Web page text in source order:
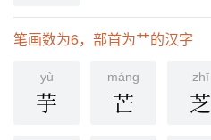
笔画数为6，部首为艹的汉字
yù
芋
mánɡ
芒
zhī
芝